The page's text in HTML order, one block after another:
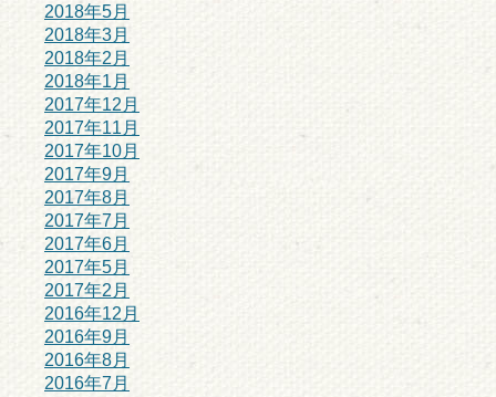
2018年5月
2018年3月
2018年2月
2018年1月
2017年12月
2017年11月
2017年10月
2017年9月
2017年8月
2017年7月
2017年6月
2017年5月
2017年2月
2016年12月
2016年9月
2016年8月
2016年7月